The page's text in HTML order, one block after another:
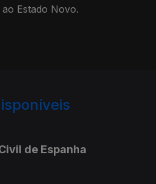
Estado Novo.
de Espanha